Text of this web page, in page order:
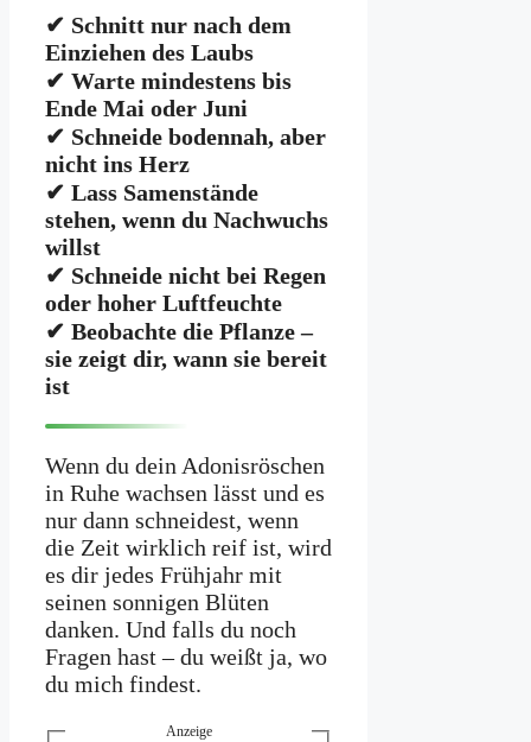
✔ Schnitt nur nach dem
Einziehen des Laubs
✔ Warte mindestens bis
Ende Mai oder Juni
✔ Schneide bodennah, aber
nicht ins Herz
✔ Lass Samenstände
stehen, wenn du Nachwuchs
willst
✔ Schneide nicht bei Regen
oder hoher Luftfeuchte
✔ Beobachte die Pflanze –
sie zeigt dir, wann sie bereit
ist
Wenn du dein Adonisröschen
in Ruhe wachsen lässt und es
nur dann schneidest, wenn
die Zeit wirklich reif ist, wird
es dir jedes Frühjahr mit
seinen sonnigen Blüten
danken. Und falls du noch
Fragen hast – du weißt ja, wo
du mich findest.
Anzeige